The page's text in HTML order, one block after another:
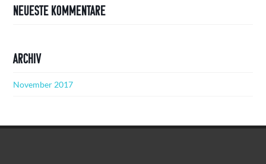
Neueste Kommentare
Archiv
November 2017